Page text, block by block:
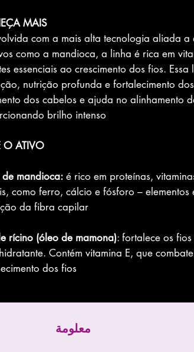
MAIS
com a mais alta tecnologia aliada a
como a mandioca, a linha é rica em
essenciais ao crescimento dos fios.
nutrição profunda e fortalecimento
dos cabelos e ajuda no alinhamento
brilho intenso.
O ATIVO
de mandioca: é rico em proteínas,
como ferro, cálcio e fósforo – elementos
da fibra capilar.
rícino (óleo de mamona): fortalece os
Contém vitamina E, que
dos fios.
معلومة